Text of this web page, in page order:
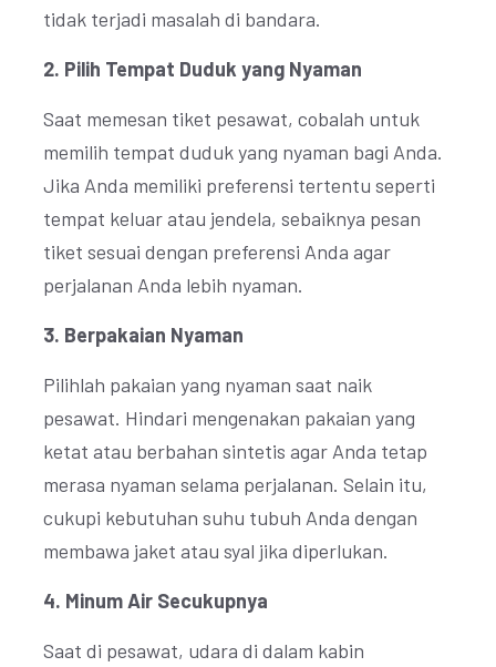
tidak terjadi masalah di bandara.
2. Pilih Tempat Duduk yang Nyaman
Saat memesan tiket pesawat, cobalah untuk
memilih tempat duduk yang nyaman bagi Anda.
Jika Anda memiliki preferensi tertentu seperti
tempat keluar atau jendela, sebaiknya pesan
tiket sesuai dengan preferensi Anda agar
perjalanan Anda lebih nyaman.
3. Berpakaian Nyaman
Pilihlah pakaian yang nyaman saat naik
pesawat. Hindari mengenakan pakaian yang
ketat atau berbahan sintetis agar Anda tetap
merasa nyaman selama perjalanan. Selain itu,
cukupi kebutuhan suhu tubuh Anda dengan
membawa jaket atau syal jika diperlukan.
4. Minum Air Secukupnya
Saat di pesawat, udara di dalam kabin